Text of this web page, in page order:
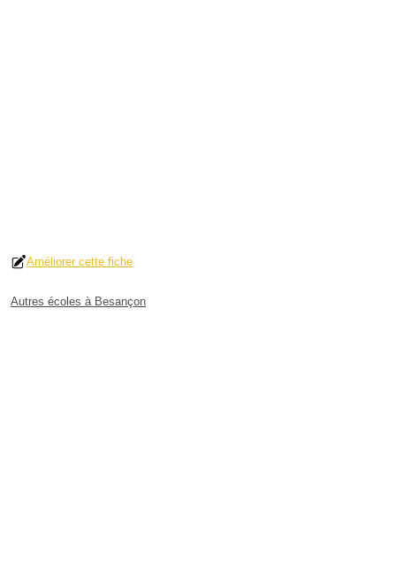
Améliorer cette fiche
Autres écoles à Besançon